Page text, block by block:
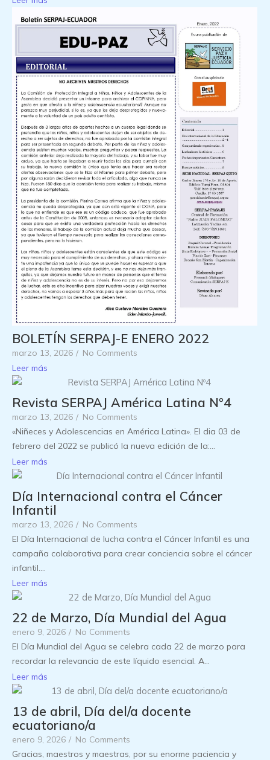
BOLETÍN SERPAJ-E ENERO 2022
marzo 13, 2026 / No Comments
Leer más
Revista SERPAJ América Latina Nº4
marzo 13, 2026 / No Comments
«Niñeces y Adolescencias en América Latina». El dia 03 de
febrero del 2022 se publicó la nueva edición de la:...
Leer más
Día Internacional contra el Cáncer
Infantil
marzo 13, 2026 / No Comments
El Día Internacional de lucha contra el Cáncer Infantil es una
campaña colaborativa para crear conciencia sobre el cáncer
infantil....
Leer más
22 de Marzo, Día Mundial del Agua
enero 9, 2026 / No Comments
El Día Mundial del Agua se celebra cada 22 de marzo para
recordar la relevancia de este líquido esencial. A...
Leer más
13 de abril, Día del/a docente
ecuatoriano/a
enero 9, 2026 / No Comments
Gracias, maestros y maestras, por su enorme paciencia y